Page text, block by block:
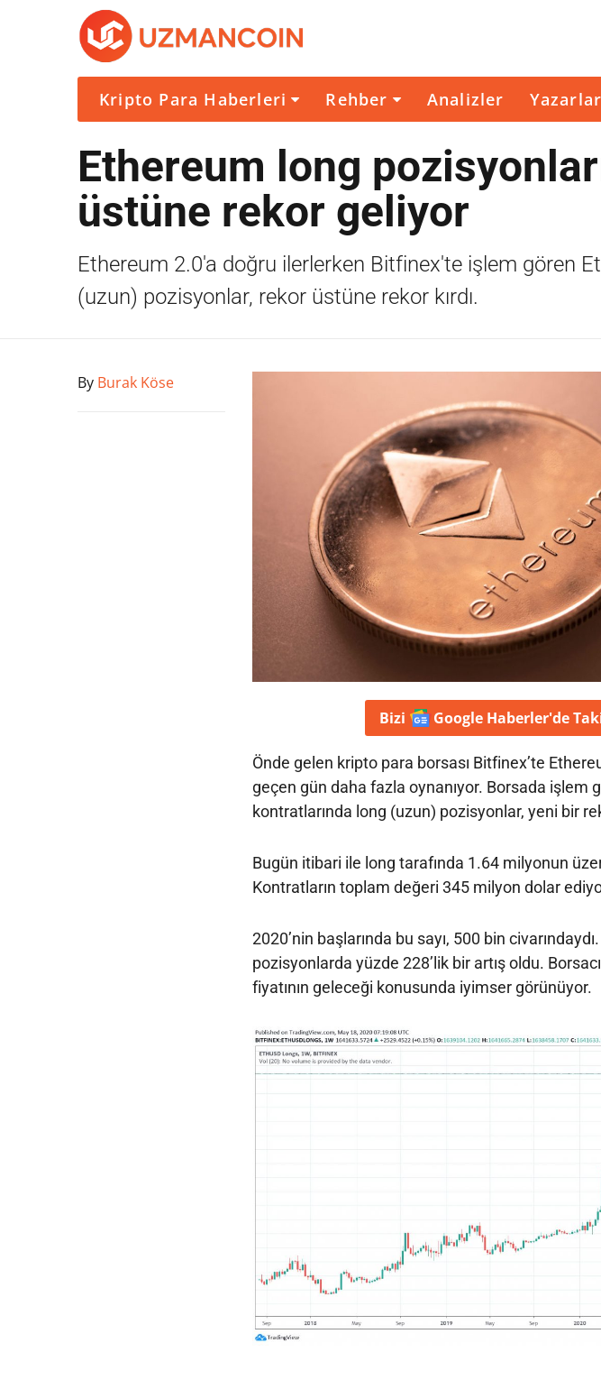
Kripto Para Haberleri Rehber Analizler
Ethereum long
üstüne rekor geliyor
Ethereum 2.0'a doğru ilerlerken Bitfinex'te işlem gören
(uzun) pozisyonlar, rekor üstüne rekor kırdı.
By Burak Köse
Bizi Google Haberler'de
Önde gelen kripto para borsası Bitfinex’te
geçen gün daha fazla oynanıyor. Borsada işlem
kontratlarında long (uzun) pozisyonlar, yeni bir
Bugün itibari ile long tarafında 1.64 milyonun
Kontratların toplam değeri 345 milyon dolar
2020’nin başlarında bu sayı, 500 bin
pozisyonlarda yüzde 228’lik bir artış oldu.
fiyatının geleceği konusunda iyimser görünüyor.